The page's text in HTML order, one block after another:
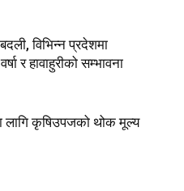
विभिन्न प्रदेशमा
र हावाहुरीको सम्भावना
कृषिउपजको थोक मूल्य